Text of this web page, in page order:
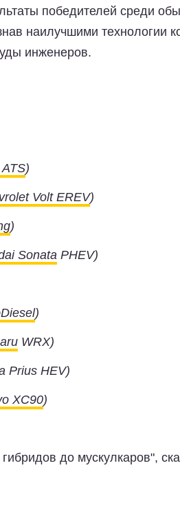
победителей среди
наилучшими технологии
инженеров.
)
Volt EREV)
)
Sonata PHEV)
)
WRX)
Prius HEV)
XC90)
до мускулкаров",